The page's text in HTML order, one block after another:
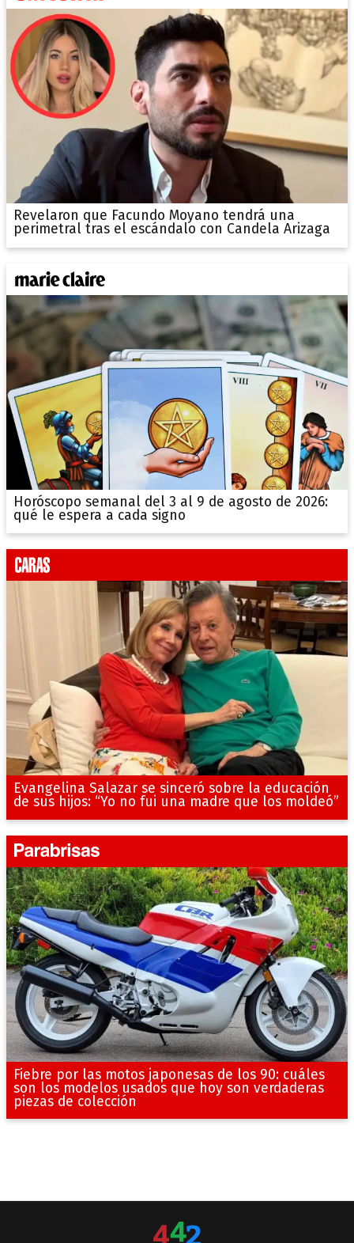
Revelaron que Facundo Moyano tendrá una
perimetral tras el escándalo con Candela Arizaga
Horóscopo semanal del 3 al 9 de agosto de 2026:
qué le espera a cada signo
Evangelina Salazar se sinceró sobre la educación
de sus hijos: “Yo no fui una madre que los moldeó”
Fiebre por las motos japonesas de los 90: cuáles
son los modelos usados que hoy son verdaderas
piezas de colección